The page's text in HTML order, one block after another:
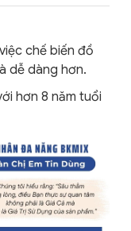
chế biến đồ
dễ dàng hơn.
hơn 8 năm tuổi